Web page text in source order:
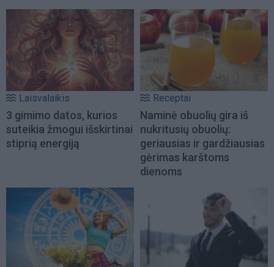
Laisvalaikis
3 gimimo datos, kurios
suteikia žmogui išskirtinai
stiprią energiją
Receptai
Naminė obuolių gira iš
nukritusių obuolių:
geriausias ir gardžiausias
gėrimas karštoms
dienoms